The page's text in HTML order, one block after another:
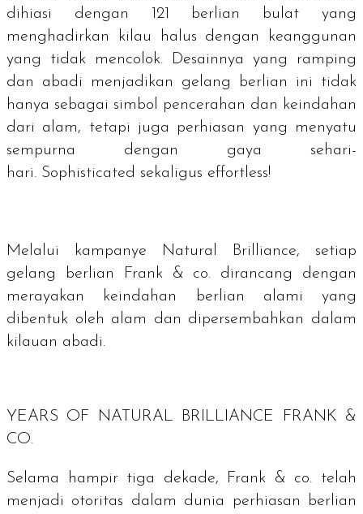
dihiasi dengan 121 berlian bulat yang
menghadirkan kilau halus dengan keanggunan
yang tidak mencolok. Desainnya yang ramping
dan abadi menjadikan gelang berlian ini tidak
hanya sebagai simbol pencerahan dan keindahan
dari alam, tetapi juga perhiasan yang menyatu
sempurna dengan gaya sehari-
hari. Sophisticated sekaligus effortless!
Melalui kampanye Natural Brilliance, setiap
gelang berlian Frank & co. dirancang dengan
merayakan keindahan berlian alami yang
dibentuk oleh alam dan dipersembahkan dalam
kilauan abadi.
YEARS OF NATURAL BRILLIANCE
FRANK &
CO.
Selama hampir tiga dekade, Frank & co. telah
menjadi otoritas dalam dunia perhiasan berlian